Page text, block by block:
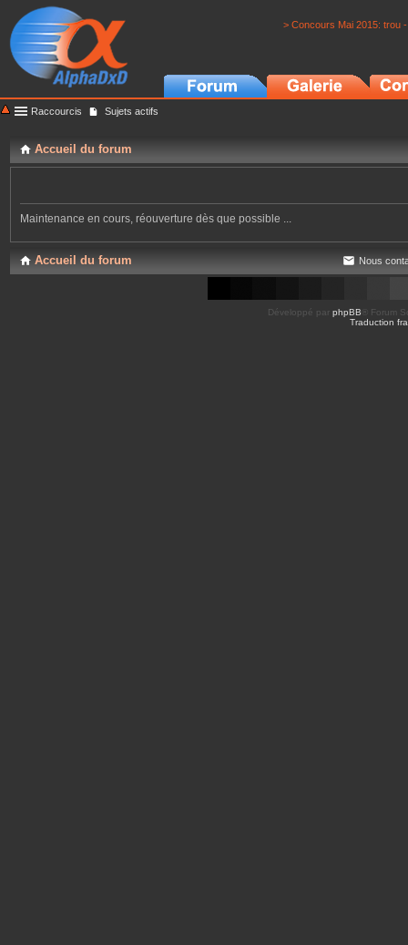
> Concours Mai 2015: trou
Raccourcis Sujets actifs
Accueil du forum
Maintenance en cours, réouverture dès que possible ...
Accueil du forum Nous
Développé par phpBB ® Forum
Traduction